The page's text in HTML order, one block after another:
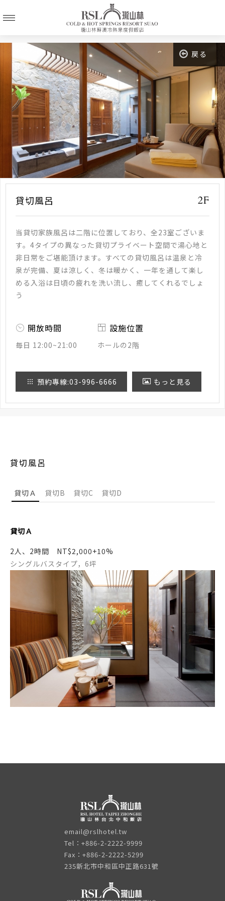
戻る
貸切風呂 2F
当貸切家族風呂は二階に位置しており、全23室ございま
す。4タイプの異なった貸切プライベート空間で湯心地と
非日常をご堪能頂けます。すべての貸切風呂は温泉と冷
泉が完備、夏は涼しく、冬は暖かく、一年を通して楽し
める入浴は日頃の疲れを洗い流し、癒してくれるでしょ
う
開放時間
毎日 12:00~21:00
設施位置
ホールの2階
預約專線:03-996-6666 もっと見る
貸切風呂
貸切Ａ 貸切B 貸切C 貸切D
貸切Ａ
2人、2時間 NT$2,000+10%
シングルバスタイプ，6坪
email@rslhotel.tw
Tel：+886-2-2222-9999
Fax：+886-2-2222-5299
235新北市中和區中正路631號